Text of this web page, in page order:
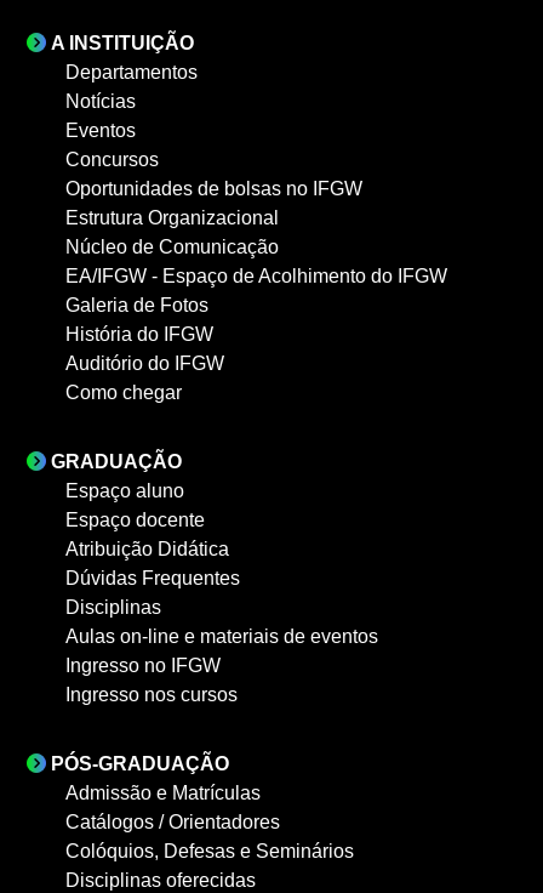
A INSTITUIÇÃO
Departamentos
Notícias
Eventos
Concursos
Oportunidades de bolsas no IFGW
Estrutura Organizacional
Núcleo de Comunicação
EA/IFGW - Espaço de Acolhimento do IFGW
Galeria de Fotos
História do IFGW
Auditório do IFGW
Como chegar
GRADUAÇÃO
Espaço aluno
Espaço docente
Atribuição Didática
Dúvidas Frequentes
Disciplinas
Aulas on-line e materiais de eventos
Ingresso no IFGW
Ingresso nos cursos
PÓS-GRADUAÇÃO
Admissão e Matrículas
Catálogos / Orientadores
Colóquios, Defesas e Seminários
Disciplinas oferecidas